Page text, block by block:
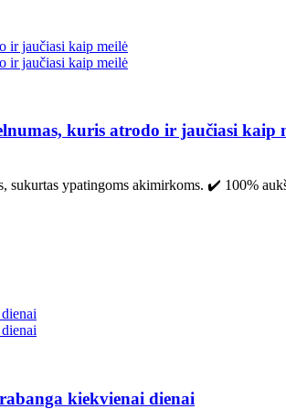
kuris atrodo ir jaučiasi kaip
sukurtas ypatingoms akimirkoms. ✔️ 100%
kiekvienai dienai